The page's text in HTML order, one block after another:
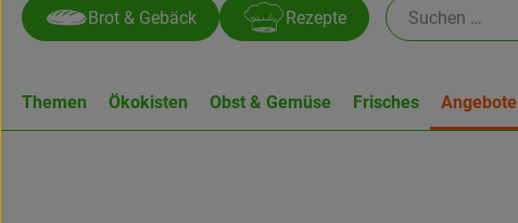
Brot & Gebäck Rezepte
Themen Ökokisten Obst & Gemüse Frisches Angebote